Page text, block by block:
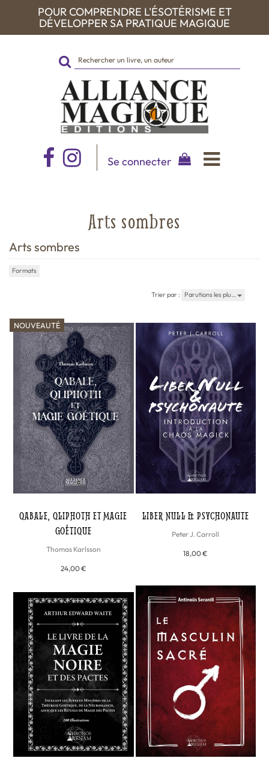
POUR COMPRENDRE L'ÉSOTÉRISME ET
DÉVELOPPER SA PRATIQUE MAGIQUE
Rechercher
sur
le
site
Se connecter
Arts sombres
Arts sombres
Formats
Trier par : Parutions les plu…
NOUVEAUTÉ
QABALE, QLIPHOTH ET MAGIE
GOÉTIQUE
Thomas Karlsson
24,00 €
LIBER NULL & PSYCHONAUTE
Peter J. Carroll
18,00 €